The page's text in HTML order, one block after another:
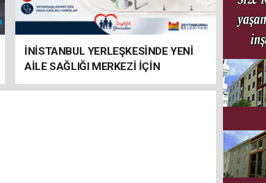
İNİSTANBUL YERLEŞKESİNDE YENİ
AİLE SAĞLIĞI MERKEZİ İÇİN
HAZIRLIKLAR SÜRÜYOR